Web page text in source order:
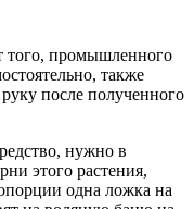
того, промышленного
также
после полученного
нужно в
этого растения,
одна ложка на